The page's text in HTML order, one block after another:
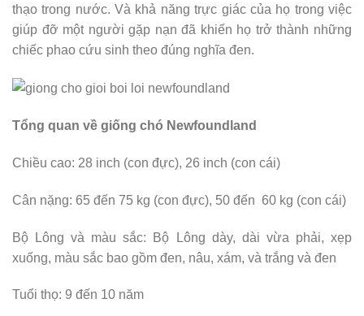
thạo trong nước. Và khả năng trực giác của họ trong việc
giúp đỡ một người gặp nạn đã khiến họ trở thành những
chiếc phao cứu sinh theo đúng nghĩa đen.
Tổng quan về giống chó Newfoundland
Chiều cao: 28 inch (con đực), 26 inch (con cái)
Cân nặng: 65 đến 75 kg (con đực), 50 đến 60 kg (con cái)
Bộ Lông và màu sắc: Bộ Lông dày, dài vừa phải, xẹp
xuống, màu sắc bao gồm đen, nâu, xám, và trắng và đen
Tuổi thọ: 9 đến 10 năm